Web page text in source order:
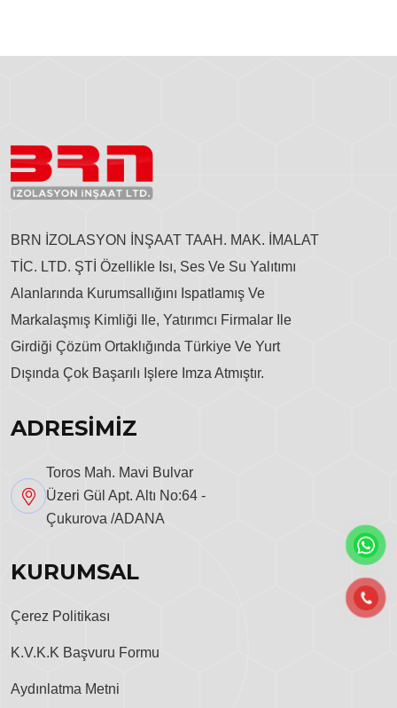
BRN İZOLASYON İNŞAAT TAAH. MAK. İMALAT
TİC. LTD. ŞTİ Özellikle Isı, Ses Ve Su Yalıtımı
Alanlarında Kurumsallığını Ispatlamış Ve
Markalaşmış Kimliği Ile, Yatırımcı Firmalar Ile
Girdiği Çözüm Ortaklığında Türkiye Ve Yurt
Dışında Çok Başarılı Işlere Imza Atmıştır.
ADRESİMİZ
Toros Mah. Mavi Bulvar
Üzeri Gül Apt. Altı No:64 -
Çukurova /ADANA
KURUMSAL
Çerez Politikası
K.V.K.K Başvuru Formu
Aydınlatma Metni